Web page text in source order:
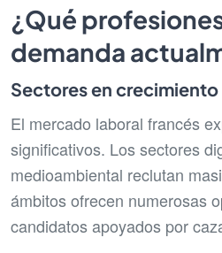
¿Qué
demanda
Sectores en crecimiento
El mercado laboral francés
significativos. Los sectores
medioambiental reclutan
ámbitos ofrecen numerosas
candidatos apoyados por